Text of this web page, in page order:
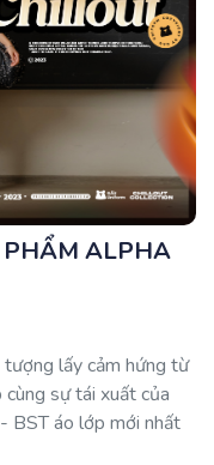
PHẨM ALPHA
tượng lấy cảm hứng từ
sự tái xuất của
BST áo lớp mới nhất